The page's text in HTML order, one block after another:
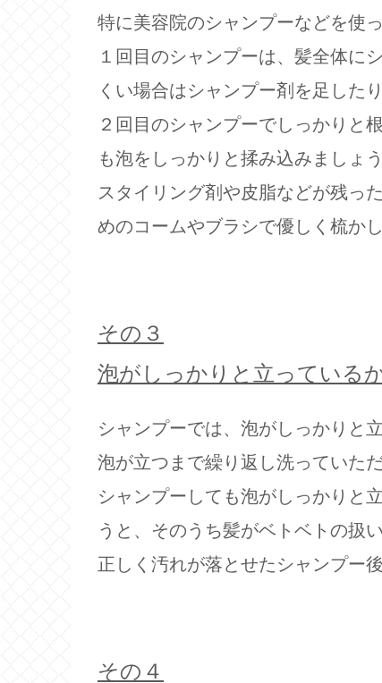
特に美容院のシャンプーなどを使
１回目のシャンプーは、髪全体に
くい場合はシャンプー剤を足した
２回目のシャンプーでしっかりと
も泡をしっかりと揉み込みましょう
スタイリング剤や皮脂などが残っ
めのコームやブラシで優しく梳か
その３
泡がしっかりと立っている
シャンプーでは、泡がしっかりと
泡が立つまで繰り返し洗っていた
シャンプーしても泡がしっかりと
うと、そのうち髪がベトベトの扱
正しく汚れが落とせたシャンプー
その４